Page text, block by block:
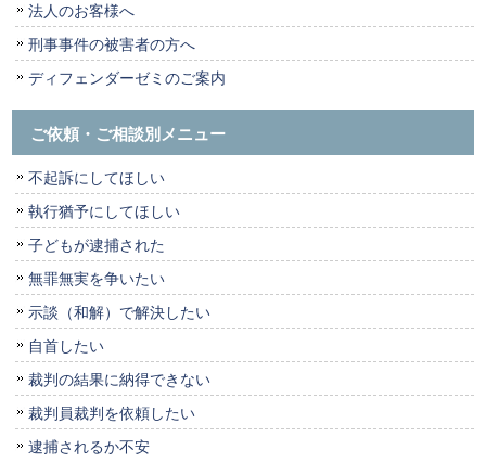
法人のお客様へ
刑事事件の被害者の方へ
ディフェンダーゼミのご案内
ご依頼・ご相談別メニュー
不起訴にしてほしい
執行猶予にしてほしい
子どもが逮捕された
無罪無実を争いたい
示談（和解）で解決したい
自首したい
裁判の結果に納得できない
裁判員裁判を依頼したい
逮捕されるか不安